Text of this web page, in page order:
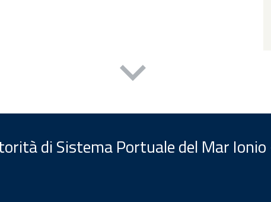
di Sistema Portuale del Mar